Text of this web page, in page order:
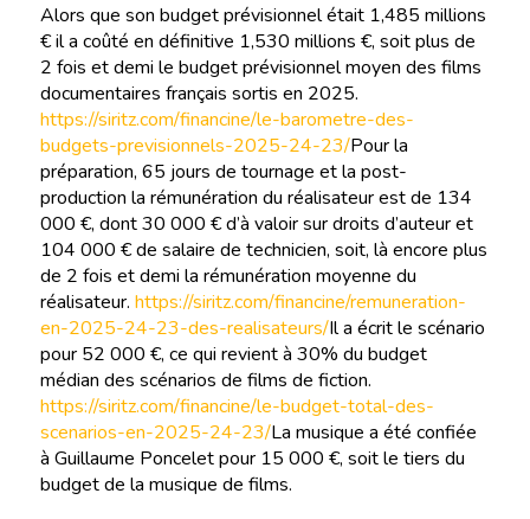
Alors que son budget prévisionnel était 1,485 millions
€ il a coûté en définitive 1,530 millions €, soit plus de
2 fois et demi le budget prévisionnel moyen des films
documentaires français sortis en 2025.
https://siritz.com/financine/le-barometre-des-
budgets-previsionnels-2025-24-23/Pour la
préparation, 65 jours de tournage et la post-
production la rémunération du réalisateur est de 134
000 €, dont 30 000 € d’à valoir sur droits d’auteur et
104 000 € de salaire de technicien, soit, là encore plus
de 2 fois et demi la rémunération moyenne du
réalisateur. https://siritz.com/financine/remuneration-
en-2025-24-23-des-realisateurs/Il a écrit le scénario
pour 52 000 €, ce qui revient à 30% du budget
médian des scénarios de films de fiction.
https://siritz.com/financine/le-budget-total-des-
scenarios-en-2025-24-23/La musique a été confiée
à Guillaume Poncelet pour 15 000 €, soit le tiers du
budget de la musique de films.